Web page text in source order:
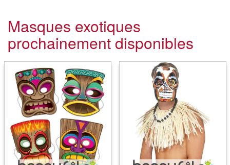
Masques exotiques
prochainement disponibles